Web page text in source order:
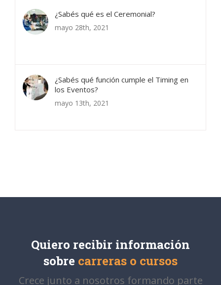
¿Sabés qué es el Ceremonial?
mayo 28th, 2021
¿Sabés qué función cumple el Timing en
los Eventos?
mayo 13th, 2021
Quiero recibir información
sobre carreras o cursos
Crece junto a nosotros formando parte